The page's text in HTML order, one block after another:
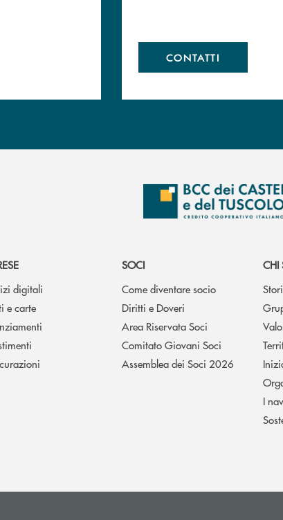
CONTATTI
digitali
e carte
SOCI
Come diventare socio
Diritti e Doveri
Area Riservata Soci
Comitato Giovani Soci
Assemblea dei Soci 2026
CHI
I